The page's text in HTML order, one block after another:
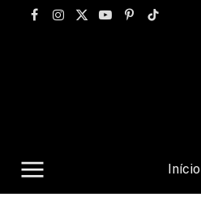
Facebook
Instagram
X
YouTubePinterest
TikTok
Início